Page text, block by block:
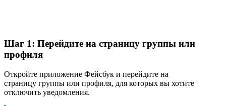
Шаг 1: Перейдите на страницу группы или
профиля
Откройте приложение Фейсбук и перейдите на
страницу группы или профиля, для которых вы хотите
отключить уведомления.